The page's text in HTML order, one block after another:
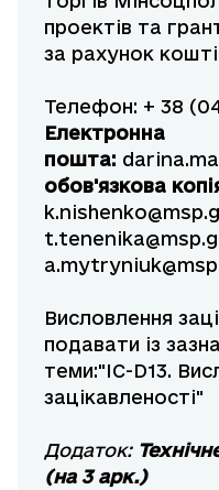
проектів та
за рахунок
Телефон: + 38
Електронна
пошта:
обов'язкова
Висловлення
подавати із
теми:"IC-D13.
зацікавленості"
Додаток:
(на 3 арк.)